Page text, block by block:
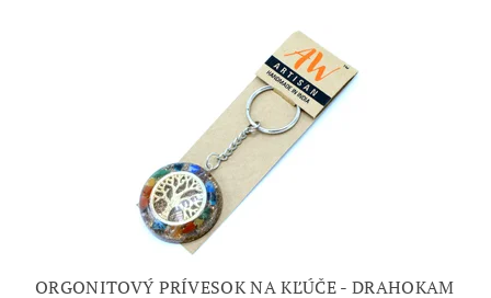
ORGONITOVÝ PRÍVESOK NA KĽÚČE - DRAHOKAM